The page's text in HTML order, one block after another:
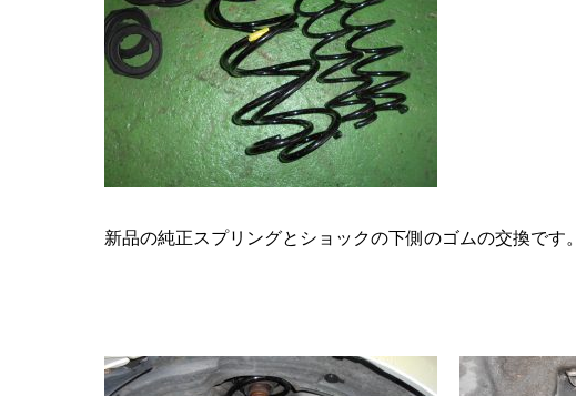
新品の純正スプリングとショックの下側のゴムの交換です。